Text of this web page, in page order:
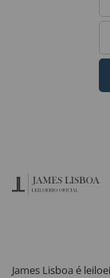
James Lisboa é